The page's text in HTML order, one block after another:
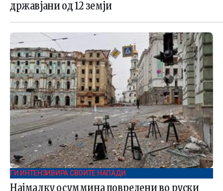
државјани од 12 земји
ГИ ИНТЕНЗИВИРА СВОИТЕ НАПАДИ
Најмалку осуммина повредени во руски